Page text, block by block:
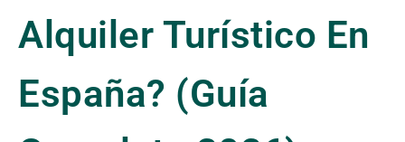
Alquiler Turístico En
España? (guía